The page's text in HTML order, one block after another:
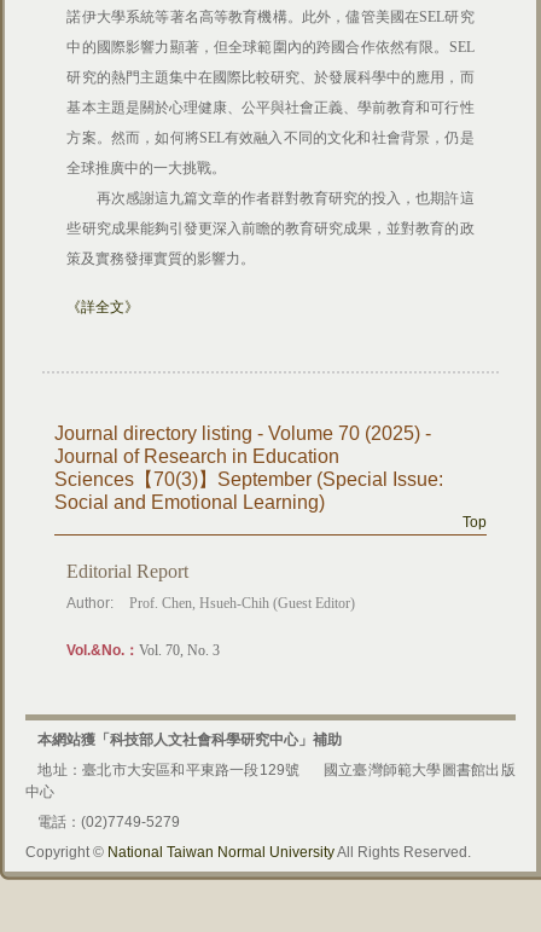
諾伊大學系統等著名高等教育機構。此外，儘管美國在SEL研究
中的國際影響力顯著，但全球範圍內的跨國合作依然有限。SEL
研究的熱門主題集中在國際比較研究、於發展科學中的應用，而
基本主題是關於心理健康、公平與社會正義、學前教育和可行性
方案。然而，如何將SEL有效融入不同的文化和社會背景，仍是
全球推廣中的一大挑戰。
再次感謝這九篇文章的作者群對教育研究的投入，也期許這
些研究成果能夠引發更深入前瞻的教育研究成果，並對教育的政
策及實務發揮實質的影響力。
《詳全文》
Journal directory listing - Volume 70 (2025) -
Journal of Research in Education
Sciences【70(3)】September (Special Issue:
Social and Emotional Learning)
Top
Editorial Report
Author: Prof. Chen, Hsueh-Chih (Guest Editor)
Vol.&No.：Vol. 70, No. 3
本網站獲「科技部人文社會科學研究中心」補助
地址：臺北市大安區和平東路一段129號
國立臺灣師範大學圖書館出版
中心
電話：(02)7749-5279
Copyright © National Taiwan Normal UniversityAll Rights Reserved.